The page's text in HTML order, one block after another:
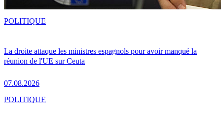
La droite attaque les ministres espagnols pour avoir manqué la
réunion de l'UE sur Ceuta
07.08.2026
POLITIQUE
POLITIQUE